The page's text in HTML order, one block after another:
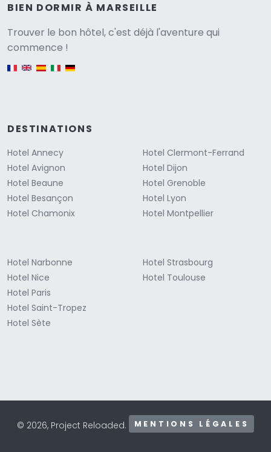
BIEN DORMIR À MARSEILLE
Trouver le bon hôtel, c'est déjà l'aventure qui
commence !
English version
DESTINATIONS
Hotel Annecy
Hotel Avignon
Hotel Beaune
Hotel Besançon
Hotel Chamonix
Hotel Clermont-Ferrand
Hotel Dijon
Hotel Grenoble
Hotel Lyon
Hotel Montpellier
Hotel Narbonne
Hotel Nice
Hotel Paris
Hotel Saint-Tropez
Hotel Sète
Hotel Strasbourg
Hotel Toulouse
© 2026, Project Reloaded. MENTIONS LÉGALES